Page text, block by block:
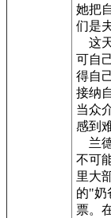
她把
们是
这
可自
得自
接纳
当众
感到
兰
不可
里大
的"奶
票。